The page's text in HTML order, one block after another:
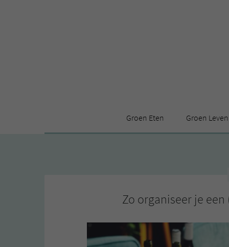
Groen Eten Groen Leven
Zo organiseer je